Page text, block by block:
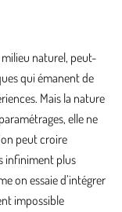
milieu naturel, peut-
qui émanent de
Mais la nature
elle ne
peut croire
infiniment plus
on essaie d’intégrer
impossible